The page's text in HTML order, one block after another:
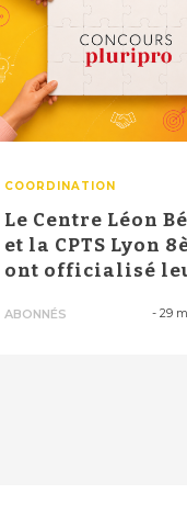
COORDINATION
Le Centre Léon
et la CPTS Lyon
ont officialisé
ABONNÉS - 29